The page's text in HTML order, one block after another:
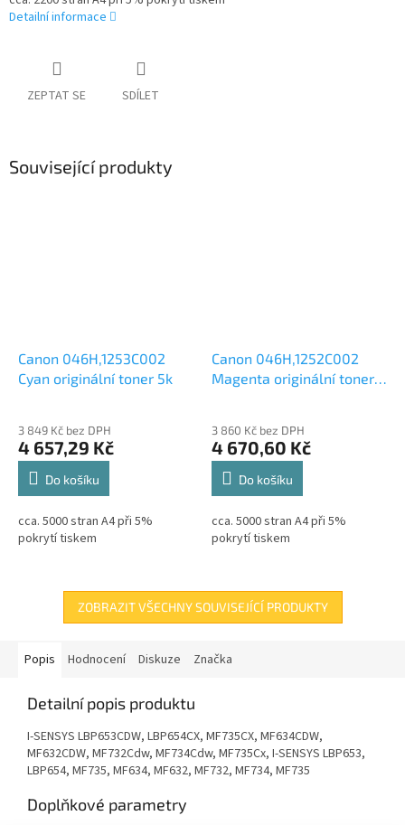
Detailní informace
ZEPTAT SE SDÍLET
Související produkty
Canon 046H,1253C002
Cyan originální toner 5k
3 849 Kč bez DPH
4 657,29 Kč
Do košíku
cca. 5000 stran A4 při 5%
pokrytí tiskem
Canon 046H,1252C002
Magenta originální toner
3 860 Kč bez DPH
4 670,60 Kč
Do košíku
cca. 5000 stran A4 při 5%
pokrytí tiskem
ZOBRAZIT VŠECHNY SOUVISEJÍCÍ PRODUKTY
Popis Hodnocení Diskuze Značka
Detailní popis produktu
I-SENSYS LBP653CDW, LBP654CX, MF735CX, MF634CDW,
MF632CDW, MF732Cdw, MF734Cdw, MF735Cx, I-SENSYS LBP653,
LBP654, MF735, MF634, MF632, MF732, MF734, MF735
Doplňkové parametry